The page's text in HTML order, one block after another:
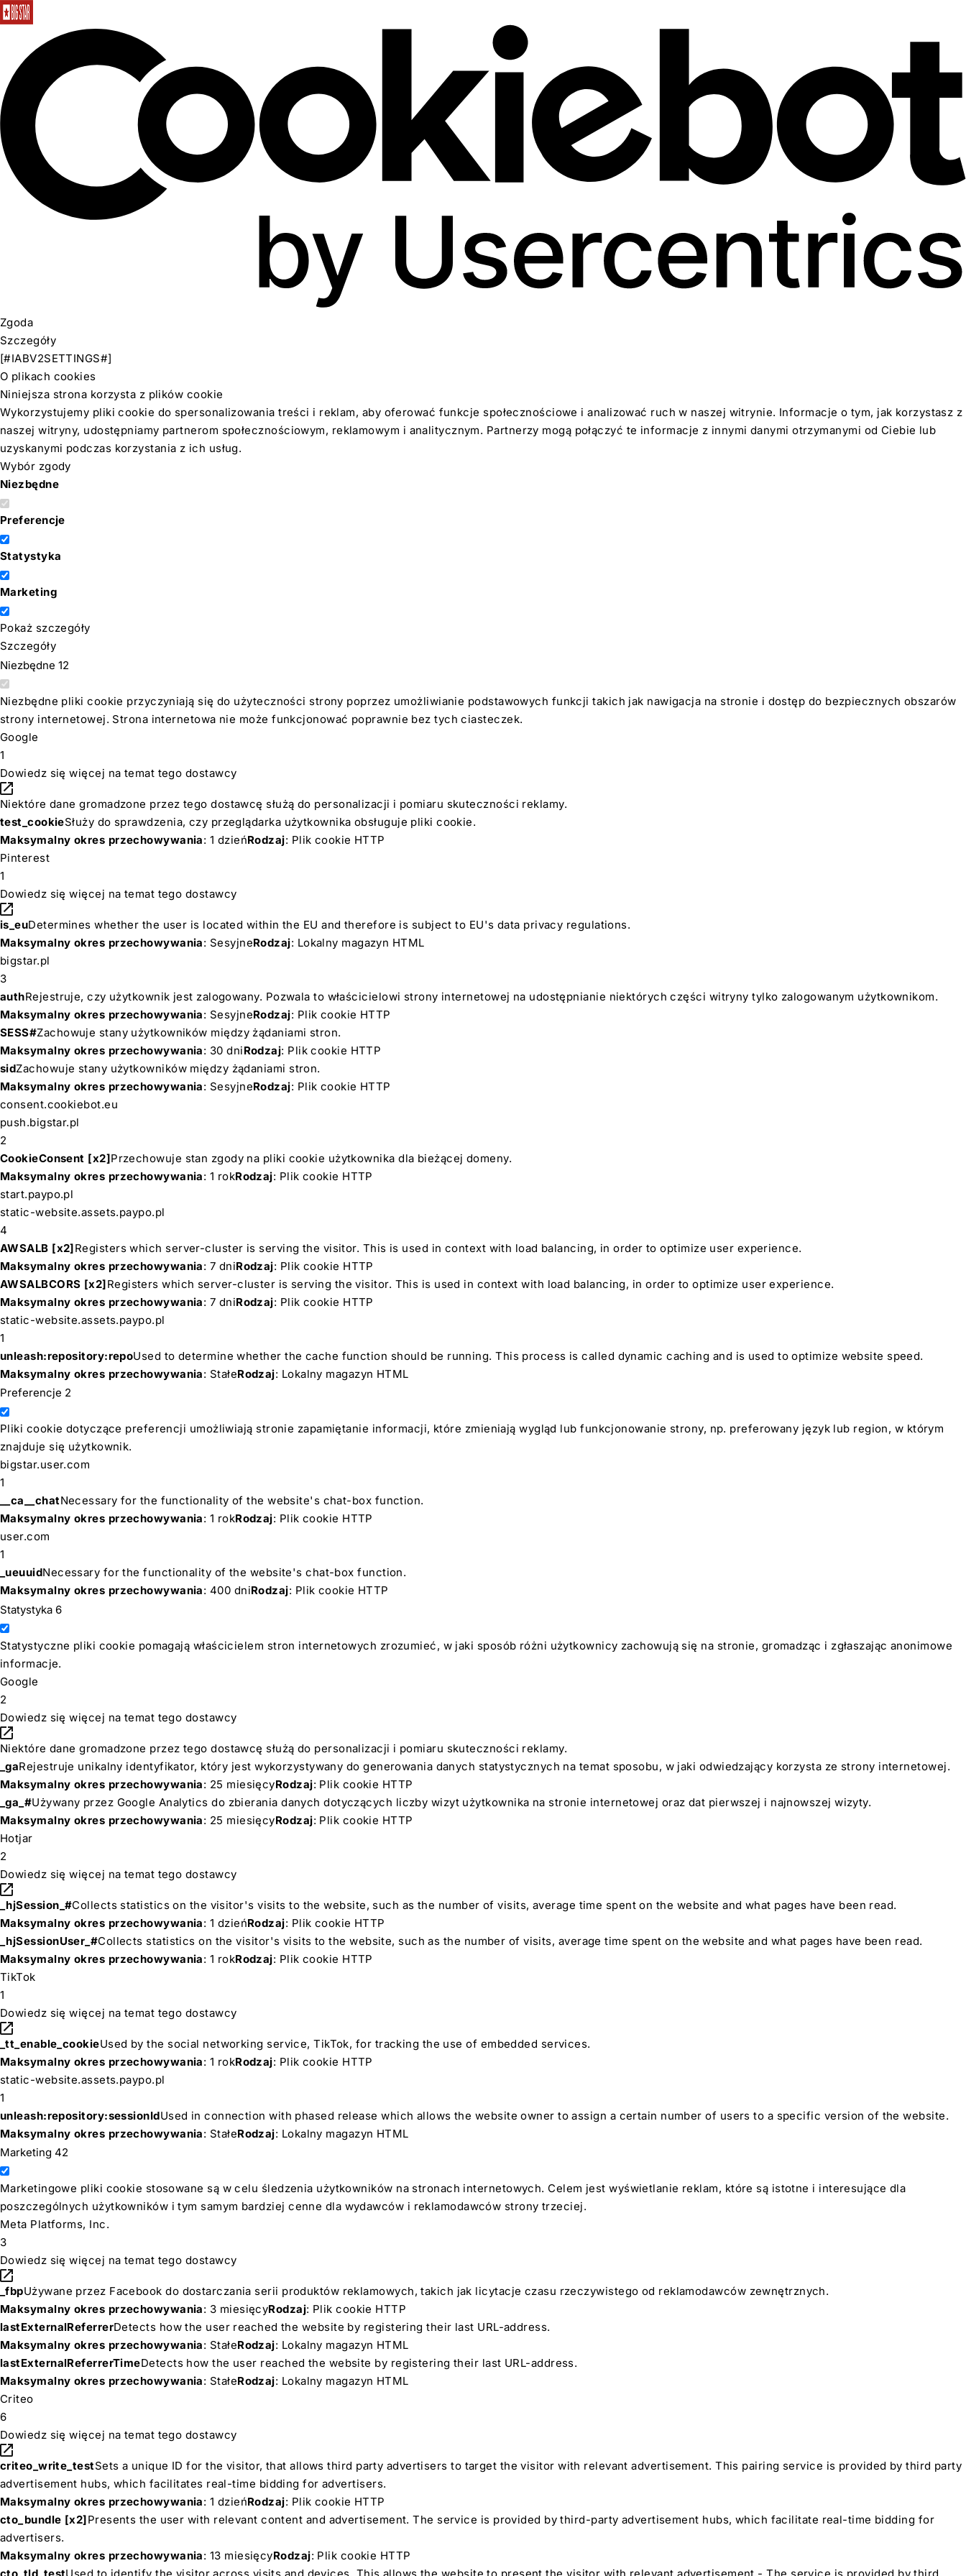
Zgoda
Szczegóły
[#IABV2SETTINGS#]
O plikach cookies
Niniejsza strona korzysta z plików cookie
Wykorzystujemy pliki cookie do spersonalizowania treści i reklam, aby oferować funkcje społecznościowe i analizować ruch w naszej witrynie. Informacje o tym, jak korzystasz z
naszej witryny, udostępniamy partnerom społecznościowym, reklamowym i analitycznym. Partnerzy mogą połączyć te informacje z innymi danymi otrzymanymi od Ciebie lub
uzyskanymi podczas korzystania z ich usług.
Wybór zgody
Niezbędne
Preferencje
Statystyka
Marketing
Pokaż szczegóły
Szczegóły
Niezbędne 12
Niezbędne pliki cookie przyczyniają się do użyteczności strony poprzez umożliwianie podstawowych funkcji takich jak nawigacja na stronie i dostęp do bezpiecznych obszarów
strony internetowej. Strona internetowa nie może funkcjonować poprawnie bez tych ciasteczek.
Google
1
Dowiedz się więcej na temat tego dostawcy
Niektóre dane gromadzone przez tego dostawcę służą do personalizacji i pomiaru skuteczności reklamy.
test_cookieSłuży do sprawdzenia, czy przeglądarka użytkownika obsługuje pliki cookie.
Maksymalny okres przechowywania: 1 dzieńRodzaj: Plik cookie HTTP
Pinterest
1
Dowiedz się więcej na temat tego dostawcy
is_euDetermines whether the user is located within the EU and therefore is subject to EU's data privacy regulations.
Maksymalny okres przechowywania: SesyjneRodzaj: Lokalny magazyn HTML
bigstar.pl
3
authRejestruje, czy użytkownik jest zalogowany. Pozwala to właścicielowi strony internetowej na udostępnianie niektórych części witryny tylko zalogowanym użytkownikom.
Maksymalny okres przechowywania: SesyjneRodzaj: Plik cookie HTTP
SESS#Zachowuje stany użytkowników między żądaniami stron.
Maksymalny okres przechowywania: 30 dniRodzaj: Plik cookie HTTP
sidZachowuje stany użytkowników między żądaniami stron.
Maksymalny okres przechowywania: SesyjneRodzaj: Plik cookie HTTP
consent.cookiebot.eu
push.bigstar.pl
2
CookieConsent [x2]Przechowuje stan zgody na pliki cookie użytkownika dla bieżącej domeny.
Maksymalny okres przechowywania: 1 rokRodzaj: Plik cookie HTTP
start.paypo.pl
static-website.assets.paypo.pl
4
AWSALB [x2]Registers which server-cluster is serving the visitor. This is used in context with load balancing, in order to optimize user experience.
Maksymalny okres przechowywania: 7 dniRodzaj: Plik cookie HTTP
AWSALBCORS [x2]Registers which server-cluster is serving the visitor. This is used in context with load balancing, in order to optimize user experience.
Maksymalny okres przechowywania: 7 dniRodzaj: Plik cookie HTTP
static-website.assets.paypo.pl
1
unleash:repository:repoUsed to determine whether the cache function should be running. This process is called dynamic caching and is used to optimize website speed.
Maksymalny okres przechowywania: StałeRodzaj: Lokalny magazyn HTML
Preferencje 2
Pliki cookie dotyczące preferencji umożliwiają stronie zapamiętanie informacji, które zmieniają wygląd lub funkcjonowanie strony, np. preferowany język lub region, w którym
znajduje się użytkownik.
bigstar.user.com
1
__ca__chatNecessary for the functionality of the website's chat-box function.
Maksymalny okres przechowywania: 1 rokRodzaj: Plik cookie HTTP
user.com
1
_ueuuidNecessary for the functionality of the website's chat-box function.
Maksymalny okres przechowywania: 400 dniRodzaj: Plik cookie HTTP
Statystyka 6
Statystyczne pliki cookie pomagają właścicielem stron internetowych zrozumieć, w jaki sposób różni użytkownicy zachowują się na stronie, gromadząc i zgłaszając anonimowe
informacje.
Google
2
Dowiedz się więcej na temat tego dostawcy
Niektóre dane gromadzone przez tego dostawcę służą do personalizacji i pomiaru skuteczności reklamy.
_gaRejestruje unikalny identyfikator, który jest wykorzystywany do generowania danych statystycznych na temat sposobu, w jaki odwiedzający korzysta ze strony internetowej.
Maksymalny okres przechowywania: 25 miesięcyRodzaj: Plik cookie HTTP
_ga_#Używany przez Google Analytics do zbierania danych dotyczących liczby wizyt użytkownika na stronie internetowej oraz dat pierwszej i najnowszej wizyty.
Maksymalny okres przechowywania: 25 miesięcyRodzaj: Plik cookie HTTP
Hotjar
2
Dowiedz się więcej na temat tego dostawcy
_hjSession_#Collects statistics on the visitor's visits to the website, such as the number of visits, average time spent on the website and what pages have been read.
Maksymalny okres przechowywania: 1 dzieńRodzaj: Plik cookie HTTP
_hjSessionUser_#Collects statistics on the visitor's visits to the website, such as the number of visits, average time spent on the website and what pages have been read.
Maksymalny okres przechowywania: 1 rokRodzaj: Plik cookie HTTP
TikTok
1
Dowiedz się więcej na temat tego dostawcy
_tt_enable_cookieUsed by the social networking service, TikTok, for tracking the use of embedded services.
Maksymalny okres przechowywania: 1 rokRodzaj: Plik cookie HTTP
static-website.assets.paypo.pl
1
unleash:repository:sessionIdUsed in connection with phased release which allows the website owner to assign a certain number of users to a specific version of the website.
Maksymalny okres przechowywania: StałeRodzaj: Lokalny magazyn HTML
Marketing 42
Marketingowe pliki cookie stosowane są w celu śledzenia użytkowników na stronach internetowych. Celem jest wyświetlanie reklam, które są istotne i interesujące dla
poszczególnych użytkowników i tym samym bardziej cenne dla wydawców i reklamodawców strony trzeciej.
Meta Platforms, Inc.
3
Dowiedz się więcej na temat tego dostawcy
_fbpUżywane przez Facebook do dostarczania serii produktów reklamowych, takich jak licytacje czasu rzeczywistego od reklamodawców zewnętrznych.
Maksymalny okres przechowywania: 3 miesięcyRodzaj: Plik cookie HTTP
lastExternalReferrerDetects how the user reached the website by registering their last URL-address.
Maksymalny okres przechowywania: StałeRodzaj: Lokalny magazyn HTML
lastExternalReferrerTimeDetects how the user reached the website by registering their last URL-address.
Maksymalny okres przechowywania: StałeRodzaj: Lokalny magazyn HTML
Criteo
6
Dowiedz się więcej na temat tego dostawcy
criteo_write_testSets a unique ID for the visitor, that allows third party advertisers to target the visitor with relevant advertisement. This pairing service is provided by third party
advertisement hubs, which facilitates real-time bidding for advertisers.
Maksymalny okres przechowywania: 1 dzieńRodzaj: Plik cookie HTTP
cto_bundle [x2]Presents the user with relevant content and advertisement. The service is provided by third-party advertisement hubs, which facilitate real-time bidding for
advertisers.
Maksymalny okres przechowywania: 13 miesięcyRodzaj: Plik cookie HTTP